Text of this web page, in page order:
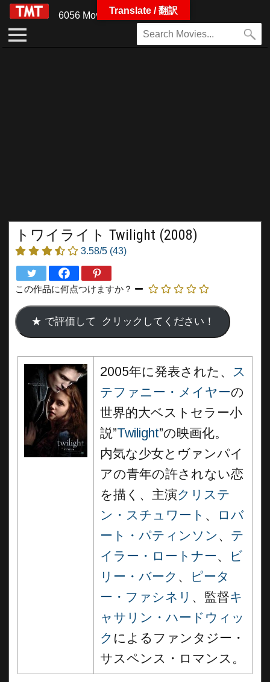
6056 Movies
トワイライト Twilight (2008)
3.58/5 (43)
この作品に何点つけますか？
2005年に発表された、 ス
テファニー・メイヤーの
世界的大ベストセラー小
説”Twilight”の映画化。
内気な少女とヴァンパイ
アの青年の許されない恋
を描く、主演クリステ
ン・スチュワート 、
ロバ
ート・パティンソン 、 テ
イラー・ロートナー、
ビ
リー・バーク 、
ピータ
ー・ファシネリ 、監督キ
ャサリン・ハードウィッ
ク によるファンタジー・
サスペンス・ロマンス。
Translate / 翻訳